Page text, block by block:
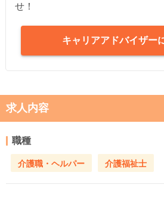
せ！
キャリアアドバイザー
求人内容
職種
介護職・ヘルパー 介護福祉士